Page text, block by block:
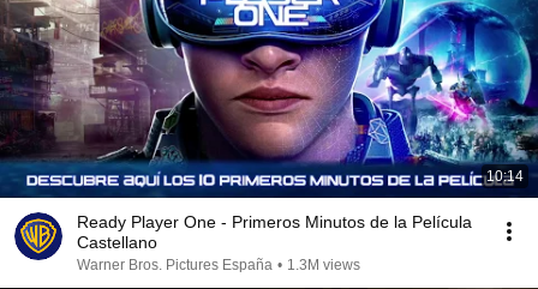
10:14
Ready Player One - Primeros Minutos de la Película
Castellano
Warner Bros. Pictures España • 1.3M views